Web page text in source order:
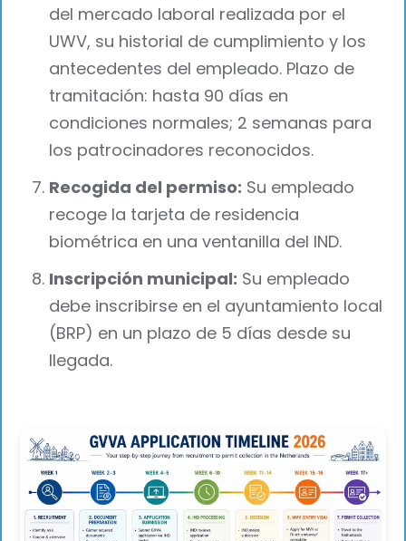
del mercado laboral realizada por el
UWV, su historial de cumplimiento y los
antecedentes del empleado. Plazo de
tramitación: hasta 90 días en
condiciones normales; 2 semanas para
los patrocinadores reconocidos.
Recogida del permiso: Su empleado
recoge la tarjeta de residencia
biométrica en una ventanilla del IND.
Inscripción municipal: Su empleado
debe inscribirse en el ayuntamiento local
(BRP) en un plazo de 5 días desde su
llegada.